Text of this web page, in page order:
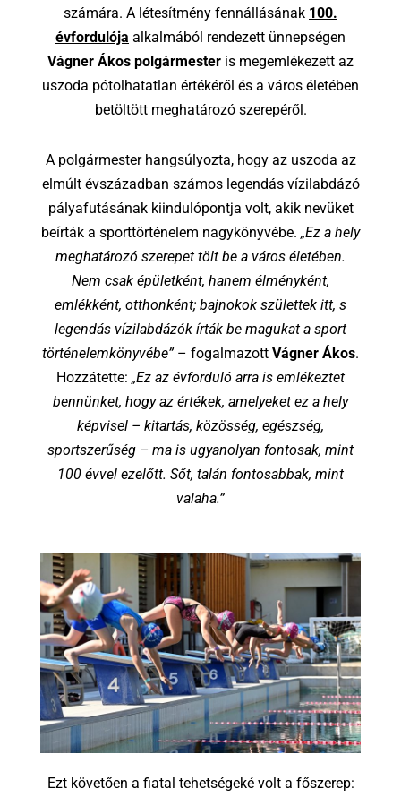
számára. A létesítmény fennállásának 100.
évfordulója alkalmából rendezett ünnepségen
Vágner Ákos polgármester is megemlékezett az
uszoda pótolhatatlan értékéről és a város életében
betöltött meghatározó szerepéről.
A polgármester hangsúlyozta, hogy az uszoda az
elmúlt évszázadban számos legendás vízilabdázó
pályafutásának kiindulópontja volt, akik nevüket
beírták a sporttörténelem nagykönyvébe. „Ez a hely
meghatározó szerepet tölt be a város életében.
Nem csak épületként, hanem élményként,
emlékként, otthonként; bajnokok születtek itt, s
legendás vízilabdázók írták be magukat a sport
történelemkönyvébe”– fogalmazott Vágner Ákos.
Hozzátette: „Ez az évforduló arra is emlékeztet
bennünket, hogy az értékek, amelyeket ez a hely
képvisel – kitartás, közösség, egészség,
sportszerűség – ma is ugyanolyan fontosak, mint
100 évvel ezelőtt. Sőt, talán fontosabbak, mint
valaha.”
Ezt követően a fiatal tehetségeké volt a főszerep: